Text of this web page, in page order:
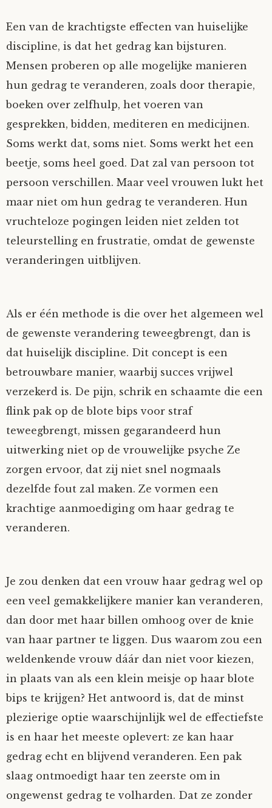
Lani
Nyncke
Rozemarijn
SirTeddy
Sunniva
Tim-
Tom Mathys
Vrolijke Dondersteen
Zofianina
Een van de krachtigste effecten van huiselijke
discipline, is dat het gedrag kan bijsturen.
Mensen proberen op alle mogelijke manieren
hun gedrag te veranderen, zoals door therapie,
boeken over zelfhulp, het voeren van
gesprekken, bidden, mediteren en medicijnen.
Soms werkt dat, soms niet. Soms werkt het een
beetje, soms heel goed. Dat zal van persoon tot
persoon verschillen. Maar veel vrouwen lukt het
maar niet om hun gedrag te veranderen. Hun
vruchteloze pogingen leiden niet zelden tot
teleurstelling en frustratie, omdat de gewenste
veranderingen uitblijven.
Als er één methode is die over het algemeen wel
de gewenste verandering teweegbrengt, dan is
dat huiselijk discipline. Dit concept is een
betrouwbare manier, waarbij succes vrijwel
verzekerd is. De pijn, schrik en schaamte die een
flink pak op de blote bips voor straf
teweegbrengt, missen gegarandeerd hun
uitwerking niet op de vrouwelijke psyche Ze
zorgen ervoor, dat zij niet snel nogmaals
dezelfde fout zal maken. Ze vormen een
krachtige aanmoediging om haar gedrag te
veranderen.
Je zou denken dat een vrouw haar gedrag wel op
een veel gemakkelijkere manier kan veranderen,
dan door met haar billen omhoog over de knie
van haar partner te liggen. Dus waarom zou een
weldenkende vrouw dáár dan niet voor kiezen,
in plaats van als een klein meisje op haar blote
bips te krijgen? Het antwoord is, dat de minst
plezierige optie waarschijnlijk wel de effectiefste
is en haar het meeste oplevert: ze kan haar
gedrag echt en blijvend veranderen. Een pak
slaag ontmoedigt haar ten zeerste om in
ongewenst gedrag te volharden. Dat ze zonder